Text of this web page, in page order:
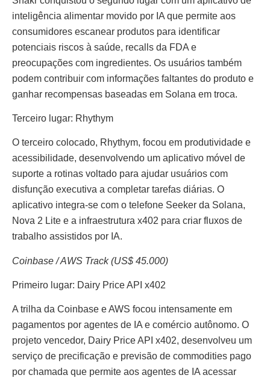
inteligência alimentar movido por IA que permite aos
consumidores escanear produtos para identificar
potenciais riscos à saúde, recalls da FDA e
preocupações com ingredientes. Os usuários também
podem contribuir com informações faltantes do produto e
ganhar recompensas baseadas em Solana em troca.
Terceiro lugar: Rhythym
O terceiro colocado, Rhythym, focou em produtividade e
acessibilidade, desenvolvendo um aplicativo móvel de
suporte a rotinas voltado para ajudar usuários com
disfunção executiva a completar tarefas diárias. O
aplicativo integra-se com o telefone Seeker da Solana,
Nova 2 Lite e a infraestrutura x402 para criar fluxos de
trabalho assistidos por IA.
Coinbase / AWS Track (US$ 45.000)
Primeiro lugar: Dairy Price API x402
A trilha da Coinbase e AWS focou intensamente em
pagamentos por agentes de IA e comércio autônomo. O
projeto vencedor, Dairy Price API x402, desenvolveu um
serviço de precificação e previsão de commodities pago
por chamada que permite aos agentes de IA acessar